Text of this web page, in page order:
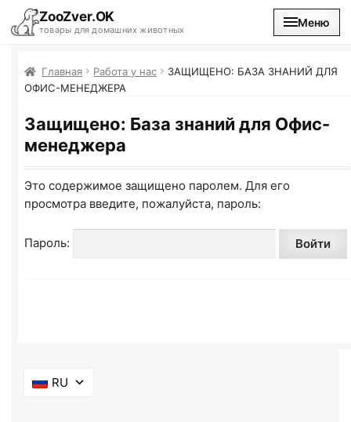
ZooZver.OK
товары для домашних животных
Меню
На главную
Каталог
Наши магазины
Вакансии
Главная Работа у нас
ЗАЩИЩЕНО: БАЗА ЗНАНИЙ ДЛЯ
ОФИС-МЕНЕДЖЕРА
Защищено: База знаний для Офис-
менеджера
Это содержимое защищено паролем. Для его
просмотра введите, пожалуйста, пароль:
Пароль:
RU